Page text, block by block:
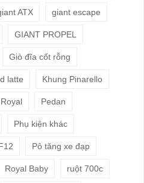
ATX giant escape
GIANT PROPEL
Giò đĩa cốt rỗng
latte Khung Pinarello
Pedan
Phụ kiện khác
Pô tăng xe đạp
Royal Baby ruột 700c